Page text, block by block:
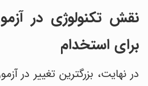
نقش تکنولوژی در
برای استخدام
در نهایت، بزرگترین تغییر در